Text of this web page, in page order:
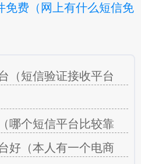
免费（网上有什么短信免
（短信验证接收平台
哪个短信平台比较靠
好（本人有一个电商